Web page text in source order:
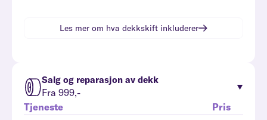
Les mer om hva dekkskift inkluderer
Salg og reparasjon av dekk
Fra 999,-
Tjeneste
Pris